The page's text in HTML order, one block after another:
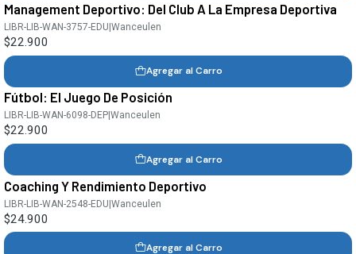
Management Deportivo: Del Club A La Empresa Deportiva
LIBR-LIB-WAN-3757-EDU |Wanceulen
$22.900
Agregar al Carro
Fútbol: El Juego De Posición
LIBR-LIB-WAN-6098-DEP |Wanceulen
$22.900
Agregar al Carro
Coaching Y Rendimiento Deportivo
LIBR-LIB-WAN-2548-EDU|Wanceulen
$24.900
Agregar al Carro